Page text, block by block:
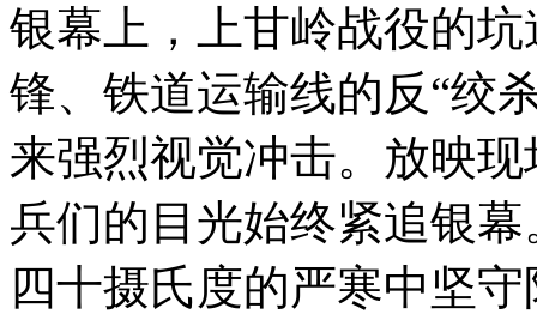
银幕上，上甘岭战役的
锋、铁道运输线的反“绞
来强烈视觉冲击。放映
兵们的目光始终紧追银
四十摄氏度的严寒中坚